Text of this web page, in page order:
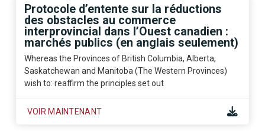
Protocole d’entente sur la réductions
des obstacles au commerce
interprovincial dans l’Ouest canadien :
marchés publics (en anglais seulement)
Whereas the Provinces of British Columbia, Alberta,
Saskatchewan and Manitoba (The Western Provinces)
wish to: reaffirm the principles set out
VOIR MAINTENANT